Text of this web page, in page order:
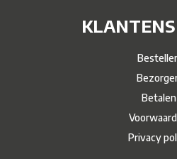
Betalen
Privacy